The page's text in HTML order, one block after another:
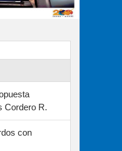
Cordero R.
con